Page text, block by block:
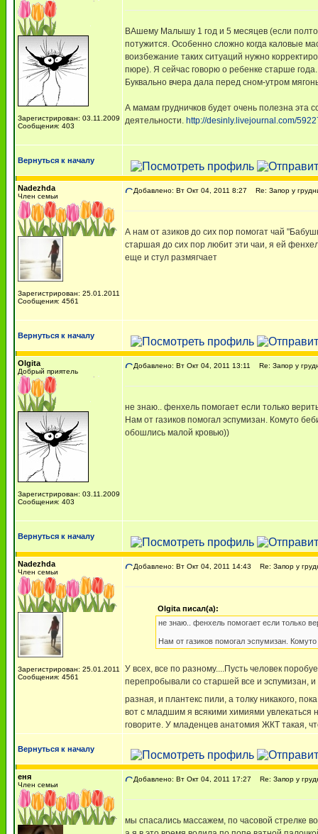
Зарегистрирован: 03.11.2009
Сообщения: 403
ВАшему Малышу 1 год и 5 месяцев (если
потужится. Особенно сложно когда каловые
воизбежание таких ситуаций нужно
пюре). Я сейчас говорю о ребенке старше
Буквально вчера дала перед сном-утром
А мамам грудничков будет очень полезна эта
деятельности. http://desinly.livejournal.com/
Вернуться к началу
Nadezhda
Член семьи
Зарегистрирован: 25.01.2011
Сообщения: 4561
Добавлено: Вт Окт 04, 2011 8:27 Re: Запор у
А нам от азиков до сих пор помогат чай
старшая до сих пор любит эти чаи, я ей
еще и стул размягчает
Вернуться к началу
Olgita
Добрый приятель
Зарегистрирован: 03.11.2009
Сообщения: 403
Добавлено: Вт Окт 04, 2011 13:11 Re: Запор у
не знаю.. фенхель помогает если только
Нам от газиков помогал эспумизан. Комуто
обошлись малой кровью))
Вернуться к началу
Nadezhda
Член семьи
Зарегистрирован: 25.01.2011
Сообщения: 4561
Добавлено: Вт Окт 04, 2011 14:43 Re: Запор у
Olgita писал(а):
не знаю.. фенхель помогает если только
Нам от газиков помогал эспумизан.
У всех, все по разному....Пусть человек
перепробывали со старшей все и эспумизан,
разная, и плантекс пили, а толку никакого,
вот с младшим я всякими химиями увлекаться
говорите. У младенцев анатомия ЖКТ такая,
Вернуться к началу
еня
Член семьи
Добавлено: Вт Окт 04, 2011 17:27 Re: Запор у
мы спасались массажем, по часовой стрелке